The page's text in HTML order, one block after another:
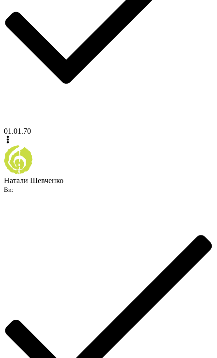
01.01.70
Натали Шевченко
Ви: